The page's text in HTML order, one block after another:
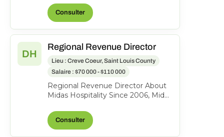
responsible for over...
Consulter
DH
Regional Revenue Director
Lieu : Creve Coeur, Saint Louis County
Salaire : $70 000 - $110 000
Regional Revenue Director About
Midas Hospitality Since 2006, Midas
hotel management...
Consulter